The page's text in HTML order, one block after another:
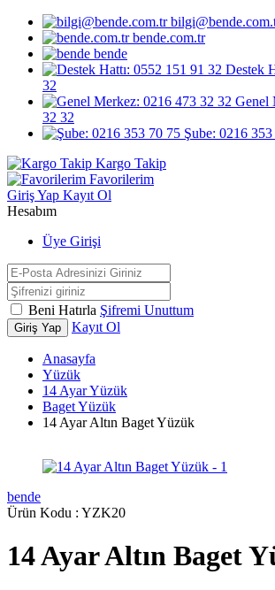
bende.com.tr
bende
Destek
32
Genel
32 32
Şube: 0216
Kargo Takip
Favorilerim
Giriş Yap Kayıt Ol
Hesabım
Üye Girişi
Beni Hatırla Şifremi Unuttum
Giriş Yap Kayıt Ol
Anasayfa
Yüzük
14 Ayar Yüzük
Baget Yüzük
14 Ayar Altın Baget Yüzük
bende
Ürün Kodu : YZK20
14 Ayar Altın Baget